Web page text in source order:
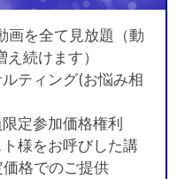
画を全て見放題（動
続けます）
ティング(お悩み相
定参加価格権利
様をお呼びした講
格でのご提供